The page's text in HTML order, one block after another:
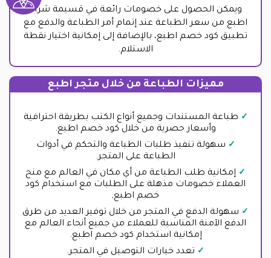
ويمكن الحصول على خصومات رائعة في قسيمة شراء
اطبع من سعر الطباعة عند إتمام أمر الطباعة والدفع مع
تطبيق كود خصم اطبع، بالإضافة إلى إمكانية اختيار نقطة
الاستلام.
مميزات الطباعة من خلال متجر اطبع
طباعة المستندات وجميع أنواع الكتب بطريقة احترافية
وأسعار حصرية من خلال كود خصم اطبع.
سهولة تنفيذ طلبات الطباعة والتحكم في أدوات
الطباعة على المتجر.
إمكانية طلب الطباعة من أي مكان في العالم مع منح
العملاء خصومات مذهلة على الطلبات مع استخدام كود
خصم اطبع,
سهولة الدفع في المتجر من خلال توفير العديد من طرق
الدفع الآمنة المناسبة للعملاء من جميع أنحاء العالم مع
إمكانية استخدام كود خصم اطبع.
تعدد خيارات التوصيل في المتجر.